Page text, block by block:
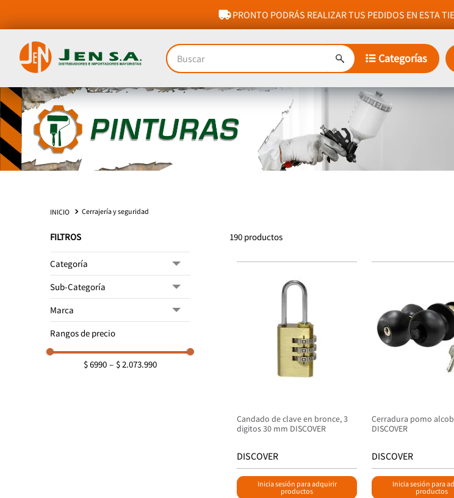
PRONTO PODRÁS REALIZAR TUS PEDIDOS EN ESTA
Buscar
Categorías
Cerrajería y seguridad
FILTROS
Categoría
Cerrojos y cerraduras
Candados y guayas
Sub-Categoría
Cajas de Seguridad
Alemán
De combinacion
Marca
ASSA ABLOY
DISCOVER
PHILLIPS
Rangos de precio
$ 6990 – $ 2.073.990
190 productos
Candado de clave en bronce, 3
digitos 30 mm DISCOVER
DISCOVER
Inicia sesión para adquirir
productos
Cerradura pomo
DISCOVER
DISCOVER
Inicia sesión para
productos